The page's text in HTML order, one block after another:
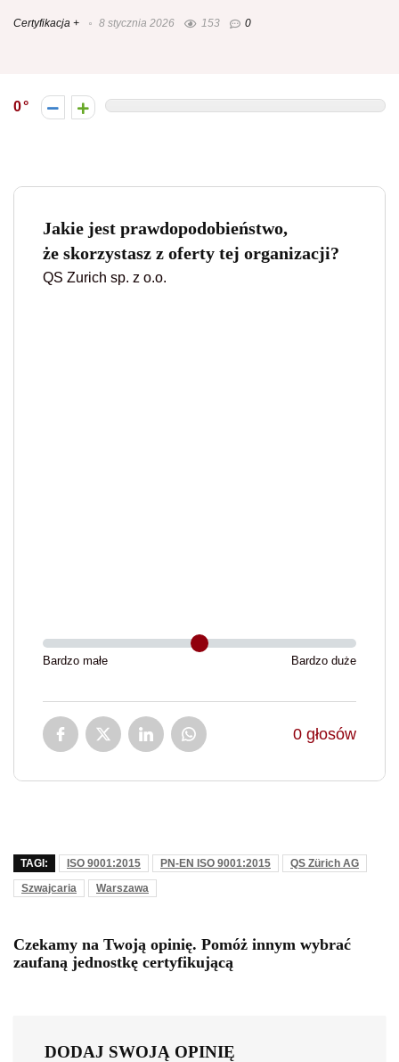
Certyfikacja + 8 stycznia 2026 153 0
0
Jakie jest prawdopodobieństwo,
że skorzystasz z oferty tej organizacji?
QS Zurich sp. z o.o.
Bardzo małe Bardzo duże
0 głosów
TAGI: ISO 9001:2015 PN-EN ISO 9001:2015
QS Zürich AG
Szwajcaria
Warszawa
Czekamy na Twoją opinię. Pomóż innym wybrać
zaufaną jednostkę certyfikującą
DODAJ SWOJĄ OPINIĘ